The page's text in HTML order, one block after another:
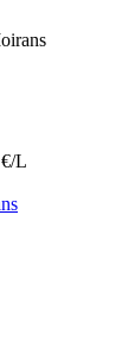
L